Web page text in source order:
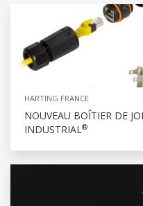
HARTING FRANCE
NOUVEAU BOÎTIER DE
INDUSTRIAL®